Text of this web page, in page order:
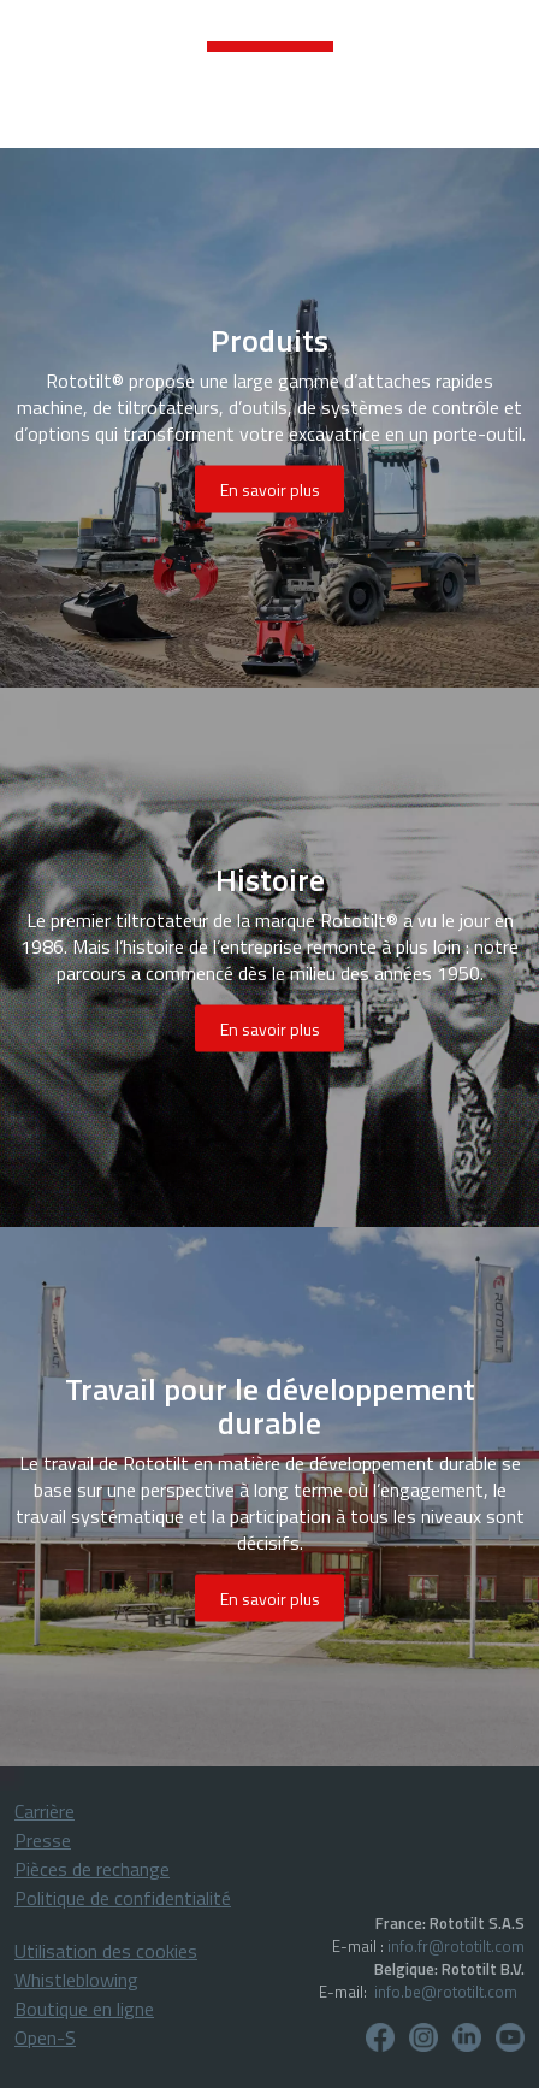
Produits
Rototilt® propose une large gamme d’attaches rapides
machine, de tiltrotateurs, d’outils, de systèmes de contrôle et
d’options qui transforment votre excavatrice en un porte-outil.
En savoir plus
Histoire
Le premier tiltrotateur de la marque Rototilt® a vu le jour en
1986. Mais l’histoire de l’entreprise remonte à plus loin : notre
parcours a commencé dès le milieu des années 1950.
En savoir plus
Travail pour le développement
durable
Le travail de Rototilt en matière de développement durable se
base sur une perspective à long terme où l’engagement, le
travail systématique et la participation à tous les niveaux sont
décisifs.
En savoir plus
Carrière
Presse
Pièces de rechange
Politique de confidentialité
Utilisation des cookies
Whistleblowing
Boutique en ligne
Open-S
France: Rototilt S.A.S
E-mail : info.fr@rototilt.com
Belgique: Rototilt B.V.
E-mail: info.be@rototilt.com